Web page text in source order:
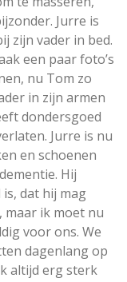
Jurre is
zijn vader in bed.
een paar foto’s
nu Tom zo
in zijn armen
dondersgoed
Jurre is nu
en schoenen
Hij
dat hij mag
maar ik moet nu
voor ons. We
dagenlang op
altijd erg sterk